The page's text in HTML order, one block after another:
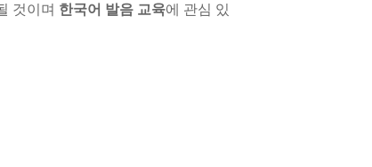
것이며 한국어 발음 교육에 관심 있